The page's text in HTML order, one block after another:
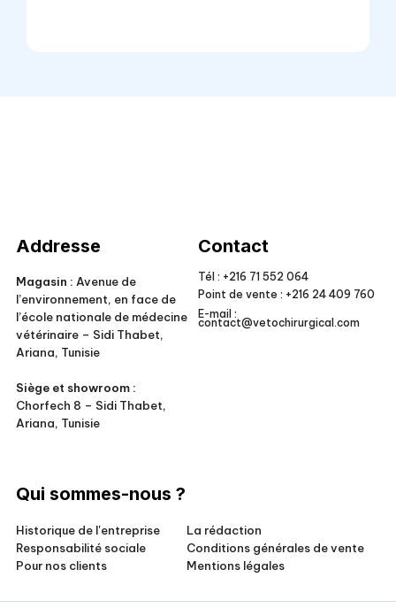
Addresse
Magasin : Avenue de
l’environnement, en face de
l’école nationale de médecine
vétérinaire – Sidi Thabet,
Ariana, Tunisie
Siège et showroom :
Chorfech 8 – Sidi Thabet,
Ariana, Tunisie
Contact
Tél : +216 71 552 064
Point de vente : +216 24 409 760
E-mail :
contact@vetochirurgical.com
Qui sommes-nous ?
Historique de l'entreprise
Responsabilité sociale
Pour nos clients
La rédaction
Conditions générales de vente
Mentions légales